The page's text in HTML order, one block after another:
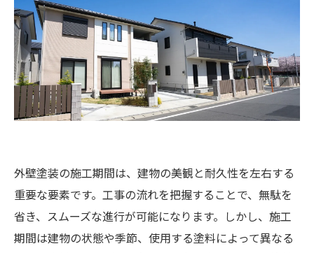
外壁塗装の施工期間は、建物の美観と耐久性を左右する
重要な要素です。工事の流れを把握することで、無駄を
省き、スムーズな進行が可能になります。しかし、施工
期間は建物の状態や季節、使用する塗料によって異なる